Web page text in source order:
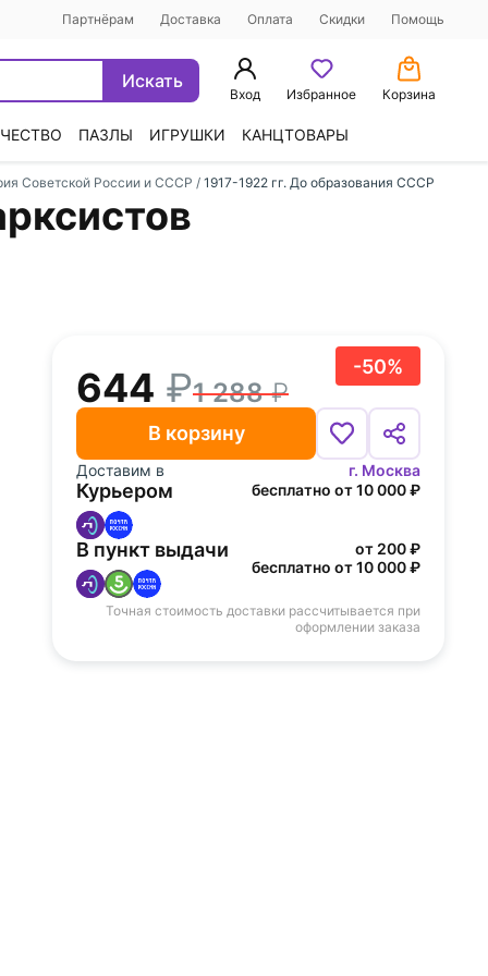
Партнёрам Доставка Оплата Скидки Помощь
Искать
Вход Избранное Корзина
ПАЗЛЫ ИГРУШКИ КАНЦТОВАРЫ
Советской России и СССР / 1917-1922 гг. До образования СССР
-50%
644 1 288
В корзину
Доставим в г. Москва
Курьером бесплатно от 10 000 ₽
В пункт выдачи
от 200 ₽
бесплатно от 10 000 ₽
Точная стоимость доставки рассчитывается при
оформлении заказа